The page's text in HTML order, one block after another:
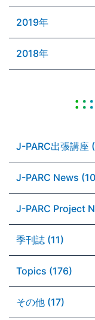
2019年
2018年
J-PARC出張講座
J-PARC News
J-PARC Project
季刊誌 (11)
Topics (176)
その他 (17)